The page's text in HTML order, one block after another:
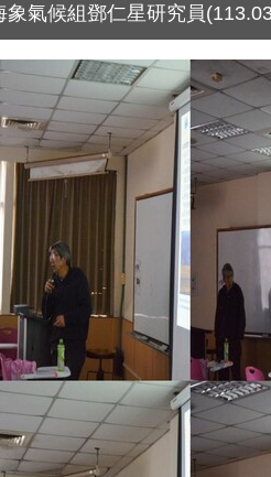
氣候組鄧仁星研究員